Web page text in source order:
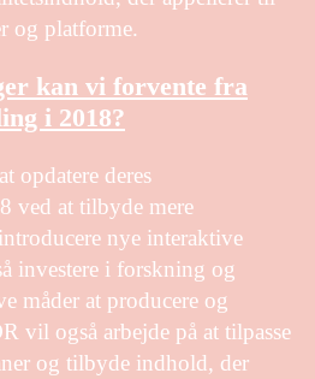
og platforme.
kan vi forvente fra
i 2018?
opdatere deres
ved at tilbyde mere
nye interaktive
investere i forskning og
måder at producere og
vil også arbejde på at tilpasse
og tilbyde indhold, der